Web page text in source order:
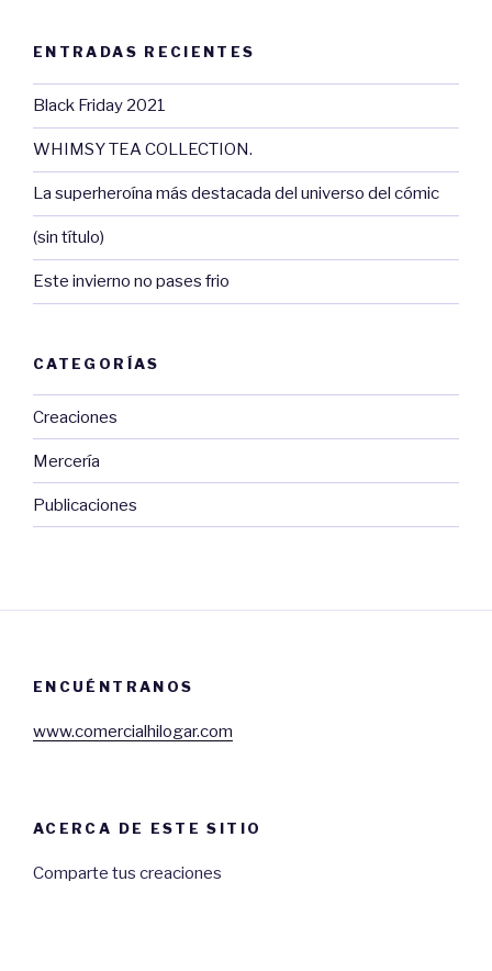
ENTRADAS RECIENTES
Black Friday 2021
WHIMSY TEA COLLECTION.
La superheroína más destacada del universo del cómic
(sin título)
Este invierno no pases frio
CATEGORÍAS
Creaciones
Mercería
Publicaciones
ENCUÉNTRANOS
www.comercialhilogar.com
ACERCA DE ESTE SITIO
Comparte tus creaciones